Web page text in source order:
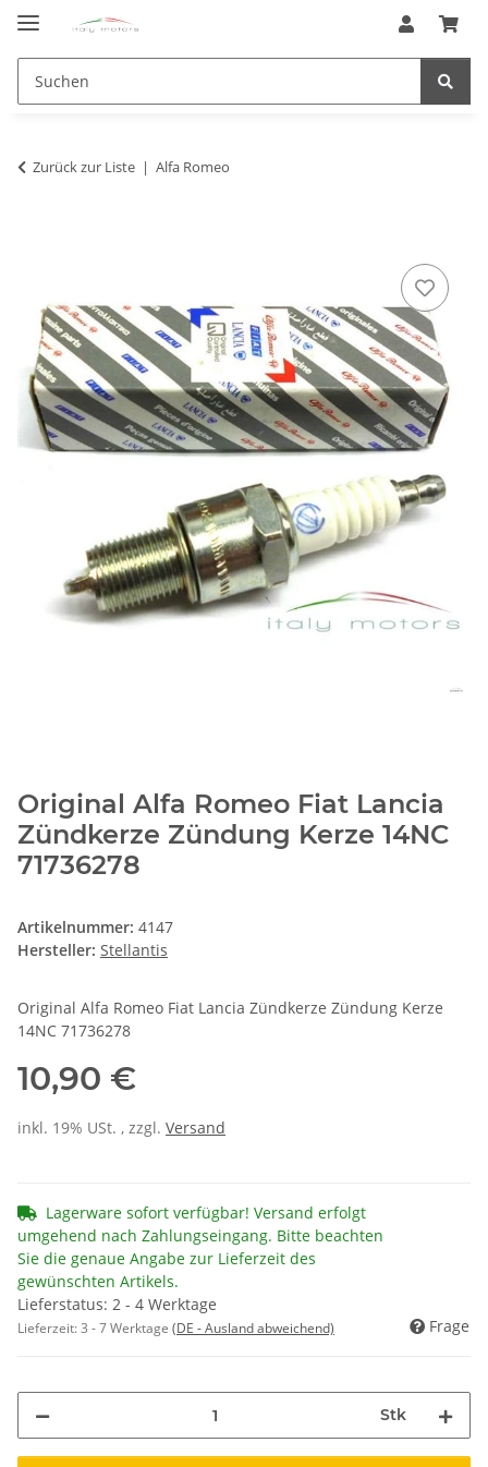
Zurück zur Liste Alfa Romeo
Original Alfa Romeo Fiat Lancia
Zündkerze Zündung Kerze 14NC
71736278
Artikelnummer: 4147
Hersteller: Stellantis
Original Alfa Romeo Fiat Lancia Zündkerze Zündung Kerze
14NC 71736278
10,90 €
inkl. 19% USt. , zzgl. Versand
Lagerware sofort verfügbar! Versand erfolgt
umgehend nach Zahlungseingang. Bitte beachten
Sie die genaue Angabe zur Lieferzeit des
gewünschten Artikels.
Lieferstatus: 2 - 4 Werktage
Lieferzeit:3 - 7 Werktage (DE - Ausland abweichend) Frage
Stk